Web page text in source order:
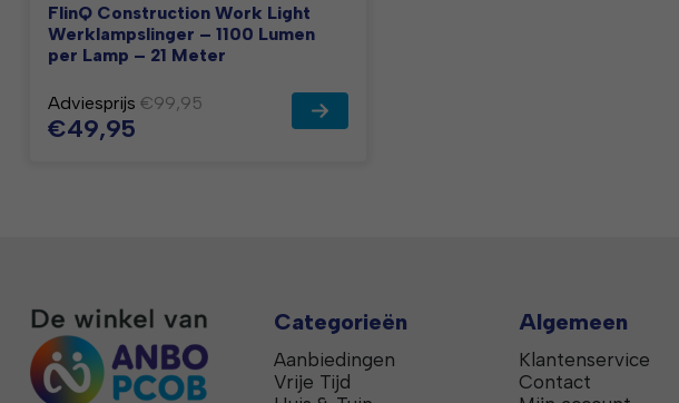
FlinQ Construction Work Light
Werklampslinger – 1100 Lumen
per Lamp – 21 Meter
Adviesprijs €99,95
€49,95
Categorieën
Aanbiedingen
Vrije Tijd
Algemeen
Klantenservice
Contact